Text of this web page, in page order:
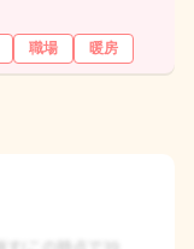
職場 暖房